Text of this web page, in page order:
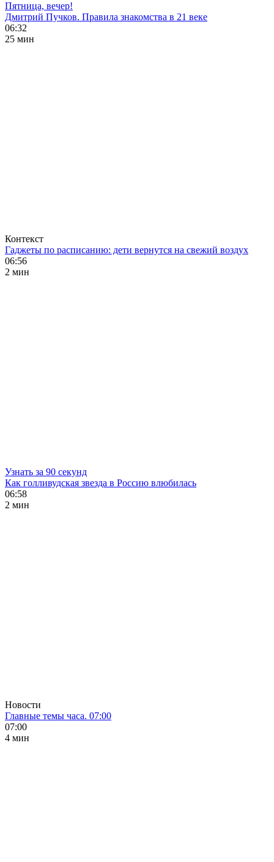
Пятница, вечер!
Дмитрий Пучков. Правила знакомства в 21 веке
06:32
25 мин
Контекст
Гаджеты по расписанию: дети вернутся на свежий воздух
06:56
2 мин
Узнать за 90 секунд
Как голливудская звезда в Россию влюбилась
06:58
2 мин
Новости
Главные темы часа. 07:00
07:00
4 мин